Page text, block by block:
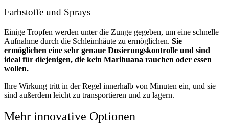
Farbstoffe und Sprays
Einige Tropfen werden unter die Zunge gegeben, um eine schnelle
Aufnahme durch die Schleimhäute zu ermöglichen. Sie
ermöglichen eine sehr genaue Dosierungskontrolle und sind
ideal für diejenigen, die kein Marihuana rauchen oder essen
wollen.
Ihre Wirkung tritt in der Regel innerhalb von Minuten ein, und sie
sind außerdem leicht zu transportieren und zu lagern.
Mehr innovative Optionen